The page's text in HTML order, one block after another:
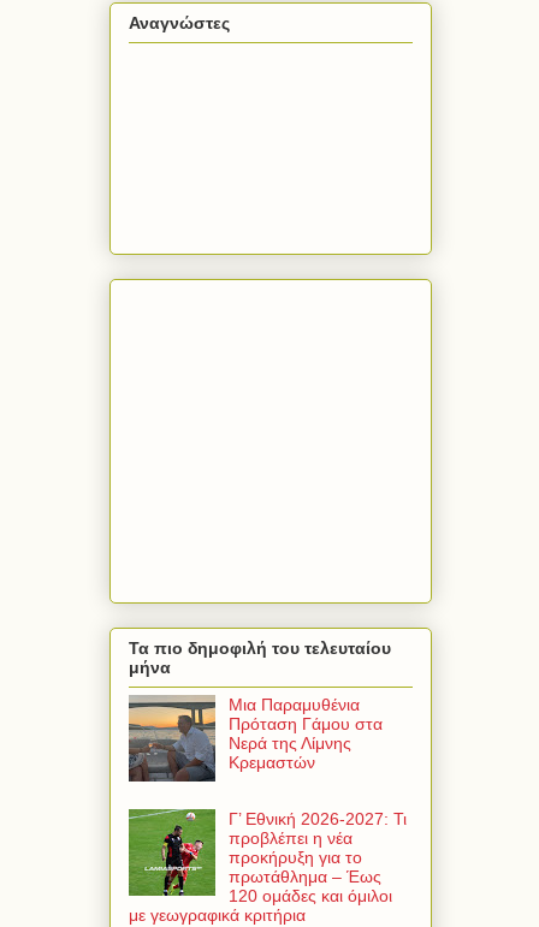
Αναγνώστες
Τα πιο δημοφιλή του τελευταίου
μήνα
Μια Παραμυθένια
Πρόταση Γάμου στα
Νερά της Λίμνης
Κρεμαστών
Γ’ Εθνική 2026-2027: Τι
προβλέπει η νέα
προκήρυξη για το
πρωτάθλημα – Έως
120 ομάδες και όμιλοι
με γεωγραφικά κριτήρια